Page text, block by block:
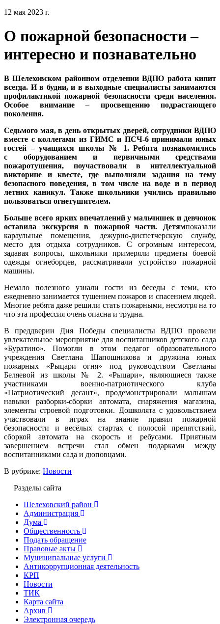
12 мая 2023 г.
О пожарной безопасности –
интересно и познавательно
В Шелеховском районном отделении ВДПО работа кипит
всегда. И в будни, и в выходные специалисты занимаются
профилактикой пожарной безопасности среди населения.
Особое внимание – просвещению подрастающего
поколения.
Седьмого мая, в день открытых дверей, сотрудники ВДПО
вместе с коллегами из ГИМС и ПСЧ-6 принимали юных
гостей – учащихся школы № 1. Ребята познакомились
с оборудованием и первичными средствами
пожаротушения, поучаствовали в интеллектуальной
викторине и квесте, где выполняли задания на тему
безопасного поведения, в том числе на воде и в период
летних каникул. Также школьники учились правильно
пользоваться огнетушителем.
Больше всего ярких впечатлений у мальчишек и девчонок
оставила экскурсия в пожарной части. Детямпоказали
караульные помещения, дежурно-диспетчерскую службу,
место для отдыха сотрудников. С огромным интересом,
задавая вопросы, школьники примеряли предметы боевой
одежды огнеборцев, рассматривали устройство пожарной
машины.
Немало полезного узнали гости из беседы с теми, кто
ежедневно занимается тушением пожаров и спасением людей.
Многие ребята даже решили стать пожарными, несмотря на то
что эта профессия очень опасна и трудна.
В преддверии Дня Победы специалисты ВДПО провели
увлекательное мероприятие для воспитанников детского сада
«Буратино». Помогли в этом педагог образовательного
учреждения Светлана Шапошникова и дружина юных
пожарных «Рыцари огня» под руководством Светланы
Беляевой из школы № 2. «Рыцари», являющиеся также
участниками военно-патриотического клуба
«Патриотический десант», продемонстрировали малышам
навыки разборки-сборки автомата, снаряжения магазина,
элементы строевой подготовки. Дошколята с удовольствием
участвовали в играх на знание правил пожарной
безопасности и весёлых стартах с полосой препятствий,
сборкой автомата на скорость и ребусами. Приятным
завершением встречи стал обмен подарками между
воспитанниками сада и дюповцами.
В рубрике: Новости
Разделы сайта
Шелеховский район
Администрация
Дума
Общественность
Подать обращение
Правовые акты
Муниципальные услуги
Антикоррупционная деятельность
КРП
Новости
ТИК
Карта сайта
Архив
Электронная очередь